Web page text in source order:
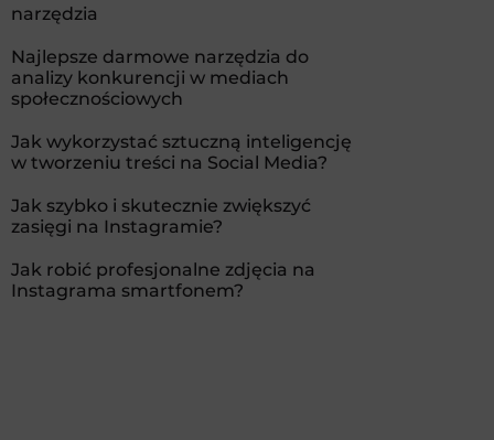
narzędzia
Najlepsze darmowe narzędzia do
analizy konkurencji w mediach
społecznościowych
Jak wykorzystać sztuczną inteligencję
w tworzeniu treści na Social Media?
Jak szybko i skutecznie zwiększyć
zasięgi na Instagramie?
Jak robić profesjonalne zdjęcia na
Instagrama smartfonem?